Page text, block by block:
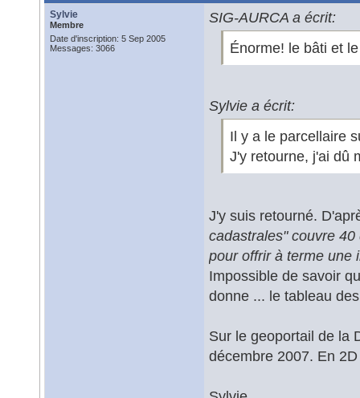
Sylvie
Membre
Date d'inscription: 5 Sep 2005
Messages: 3066
SIG-AURCA a écrit:
Énorme! le bâti et
Sylvie a écrit:
Il y a le parcellaire
J'y retourne, j'ai dû
J'y suis retourné.
cadastrales" couvre
pour offrir à terme une
Impossible de savoir
donne ... le tableau
Sur le geoportail de la
décembre 2007. En